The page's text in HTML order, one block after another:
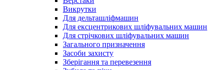
Викрутки
Для дельташліфмашин
Для ексцентрикових шліфувальних машин
Для стрічкових шліфувальних машин
Загального призначення
Засоби захисту
Зберігання та перевезення